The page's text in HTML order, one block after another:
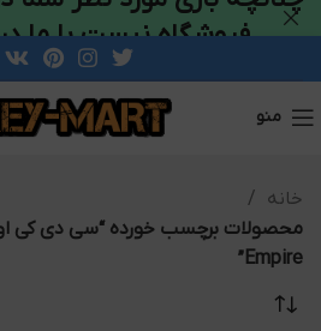
منو
خانه
Empire”
فروشگاه نیست با ما